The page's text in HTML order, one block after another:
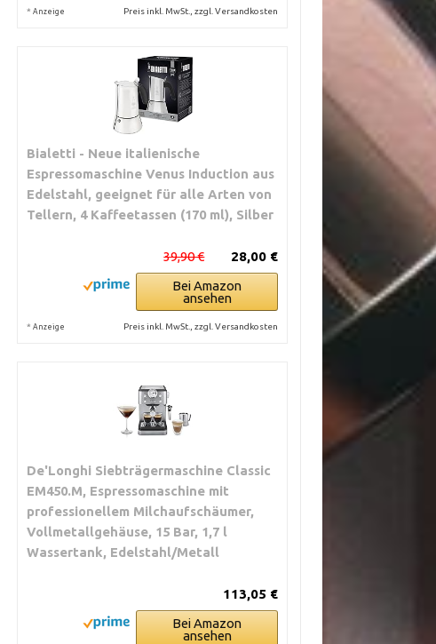
* Anzeige Preis inkl. MwSt., zzgl. Versandkosten
Bialetti - Neue italienische
Espressomaschine Venus Induction aus
Edelstahl, geeignet für alle Arten von
Tellern, 4 Kaffeetassen (170 ml), Silber
28,00 €
39,90 €
Bei Amazon
ansehen
* Anzeige Preis inkl. MwSt., zzgl. Versandkosten
De'Longhi Siebträgermaschine Classic
EM450.M, Espressomaschine mit
professionellem Milchaufschäumer,
Vollmetallgehäuse, 15 Bar, 1,7 l
Wassertank, Edelstahl/Metall
113,05 €
Bei Amazon
ansehen